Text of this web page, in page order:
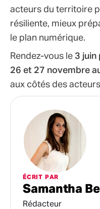
acteurs du territoire
résiliente, mieux
le plan numérique.
Rendez-vous le 3 juin
26 et 27 novembre
aux côtés des
ÉCRIT PAR
Samantha
Rédacteur